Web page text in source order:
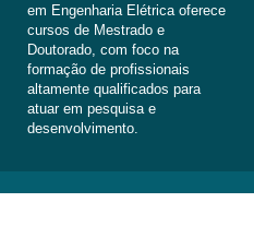
em Engenharia Elétrica oferece
cursos de Mestrado e
Doutorado, com foco na
formação de profissionais
altamente qualificados para
atuar em pesquisa e
desenvolvimento.